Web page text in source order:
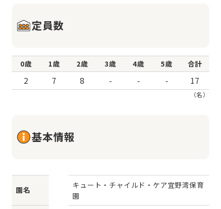
定員数
0歳 1歳 2歳 3歳 4歳 5歳 合計
2 7 8 - - - 17
（名）
基本情報
園名
キュート・チャイルド・ケア宜野湾保育
園